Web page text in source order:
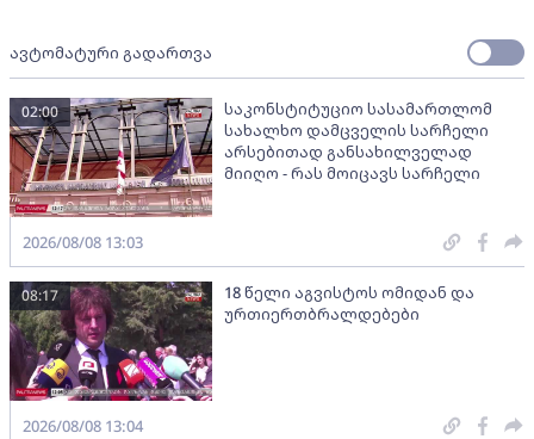
ავტომატური გადართვა
საკონსტიტუციო სასამართლომ
სახალხო დამცველის სარჩელი
არსებითად განსახილველად
მიიღო - რას მოიცავს სარჩელი
02:00
2026/08/08 13:03
18 წელი აგვისტოს ომიდან და
ურთიერთბრალდებები
08:17
2026/08/08 13:04